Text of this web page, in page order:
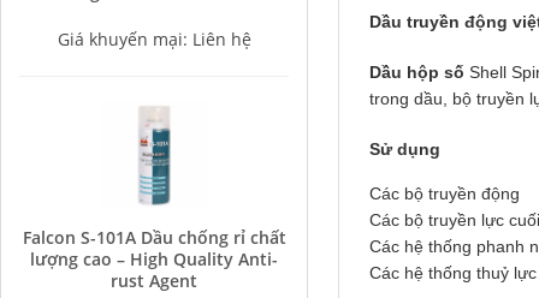
Dầu truyền động
Dầu hộp sốShell
trong dầu, bộ truyền
Sử dụng
Các bộ truyền động
Các bộ truyền lực
Các hệ thống phanh
Các hệ thống thuỷ
lượng cao – High Quality Anti-
rust Agent